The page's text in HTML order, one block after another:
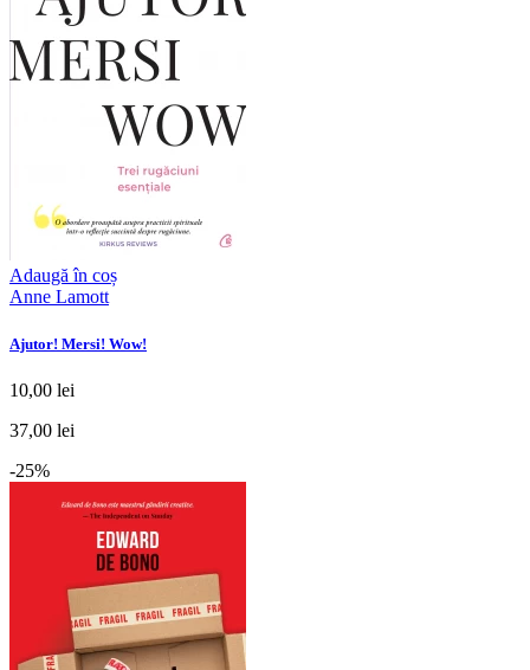
Adaugă în coș
Anne Lamott
Ajutor! Mersi! Wow!
10,00 lei
37,00 lei
-25%